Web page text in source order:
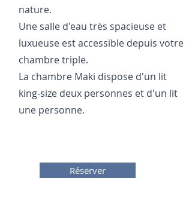
Réserver
nature.
Une salle d'eau très spacieuse et
luxueuse est accessible depuis votre
chambre triple.
La chambre Maki dispose d'un lit
king-size deux personnes et d'un lit
une personne.